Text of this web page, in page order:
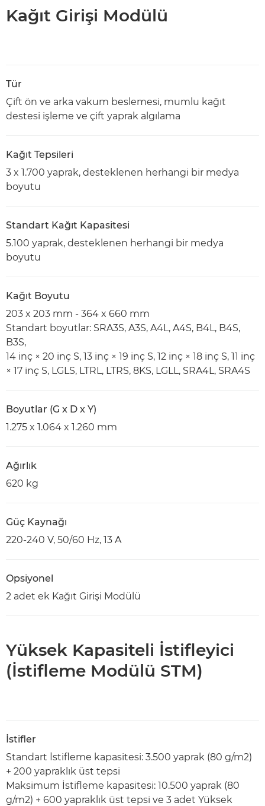
Kağıt Girişi Modülü
Tür
Çift ön ve arka vakum beslemesi, mumlu kağıt
destesi işleme ve çift yaprak algılama
Kağıt Tepsileri
3 x 1.700 yaprak, desteklenen herhangi bir medya
boyutu
Standart Kağıt Kapasitesi
5.100 yaprak, desteklenen herhangi bir medya
boyutu
Kağıt Boyutu
203 x 203 mm - 364 x 660 mm
Standart boyutlar: SRA3S, A3S, A4L, A4S, B4L, B4S,
B3S,
14 inç × 20 inç S, 13 inç × 19 inç S, 12 inç × 18 inç S, 11 inç
× 17 inç S, LGLS, LTRL, LTRS, 8KS, LGLL, SRA4L, SRA4S
Boyutlar (G x D x Y)
1.275 x 1.064 x 1.260 mm
Ağırlık
620 kg
Güç Kaynağı
220-240 V, 50/60 Hz, 13 A
Opsiyonel
2 adet ek Kağıt Girişi Modülü
Yüksek Kapasiteli İstifleyici
(İstifleme Modülü STM)
İstifler
Standart İstifleme kapasitesi: 3.500 yaprak (80 g/m2)
+ 200 yapraklık üst tepsi
Maksimum İstifleme kapasitesi: 10.500 yaprak (80
g/m2) + 600 yapraklık üst tepsi ve 3 adet Yüksek